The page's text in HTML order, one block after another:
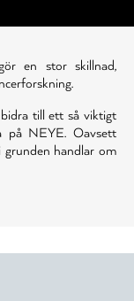
en stor skillnad,
till ett så viktigt
på NEYE. Oavsett
handlar om